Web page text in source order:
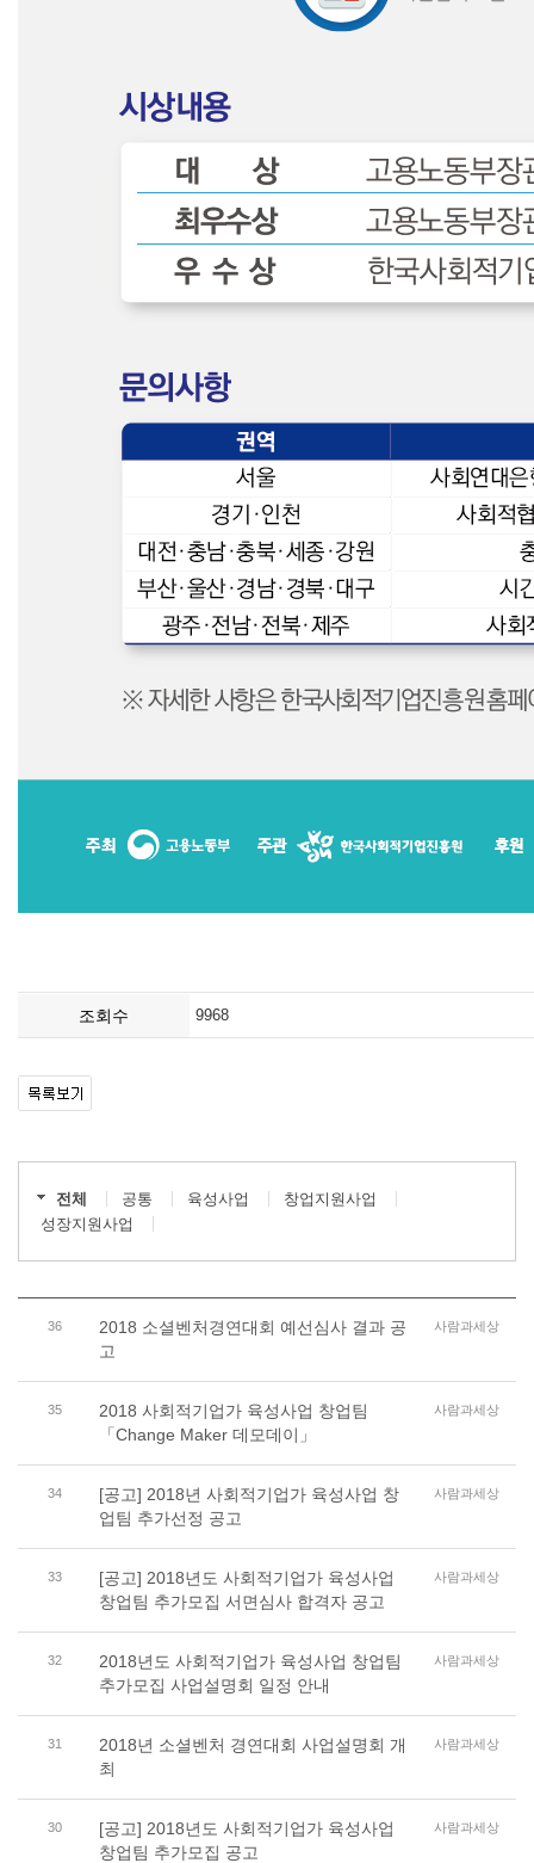
조회수 9968
전체 공통 육성사업
창업지원사업
성장지원사업
36
2018 소셜벤처경연대회 예선심사 결과 공
고
사람과세상
35
2018 사회적기업가 육성사업 창업팀
「Change Maker 데모데이」
사람과세상
34
[공고] 2018년 사회적기업가 육성사업 창
업팀 추가선정 공고
사람과세상
33
[공고] 2018년도 사회적기업가 육성사업
창업팀 추가모집 서면심사 합격자 공고
사람과세상
32
2018년도 사회적기업가 육성사업 창업팀
추가모집 사업설명회 일정 안내
사람과세상
31
2018년 소셜벤처 경연대회 사업설명회 개
최
사람과세상
30
[공고] 2018년도 사회적기업가 육성사업
창업팀 추가모집 공고
사람과세상